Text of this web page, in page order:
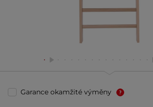
Garance okamžité výměny